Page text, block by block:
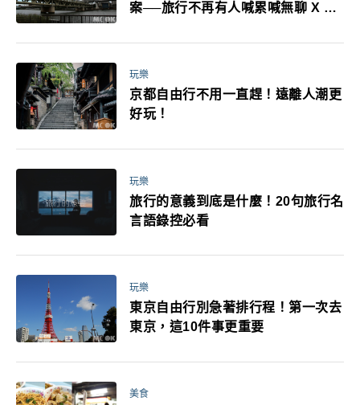
案──旅行不再有人喊累喊無聊 X 爸
玩樂
京都自由行不用一直趕！遠離人潮更
好玩！
玩樂
旅行的意義到底是什麼！20句旅行名
言語錄控必看
玩樂
東京自由行別急著排行程！第一次去
東京，這10件事更重要
美食